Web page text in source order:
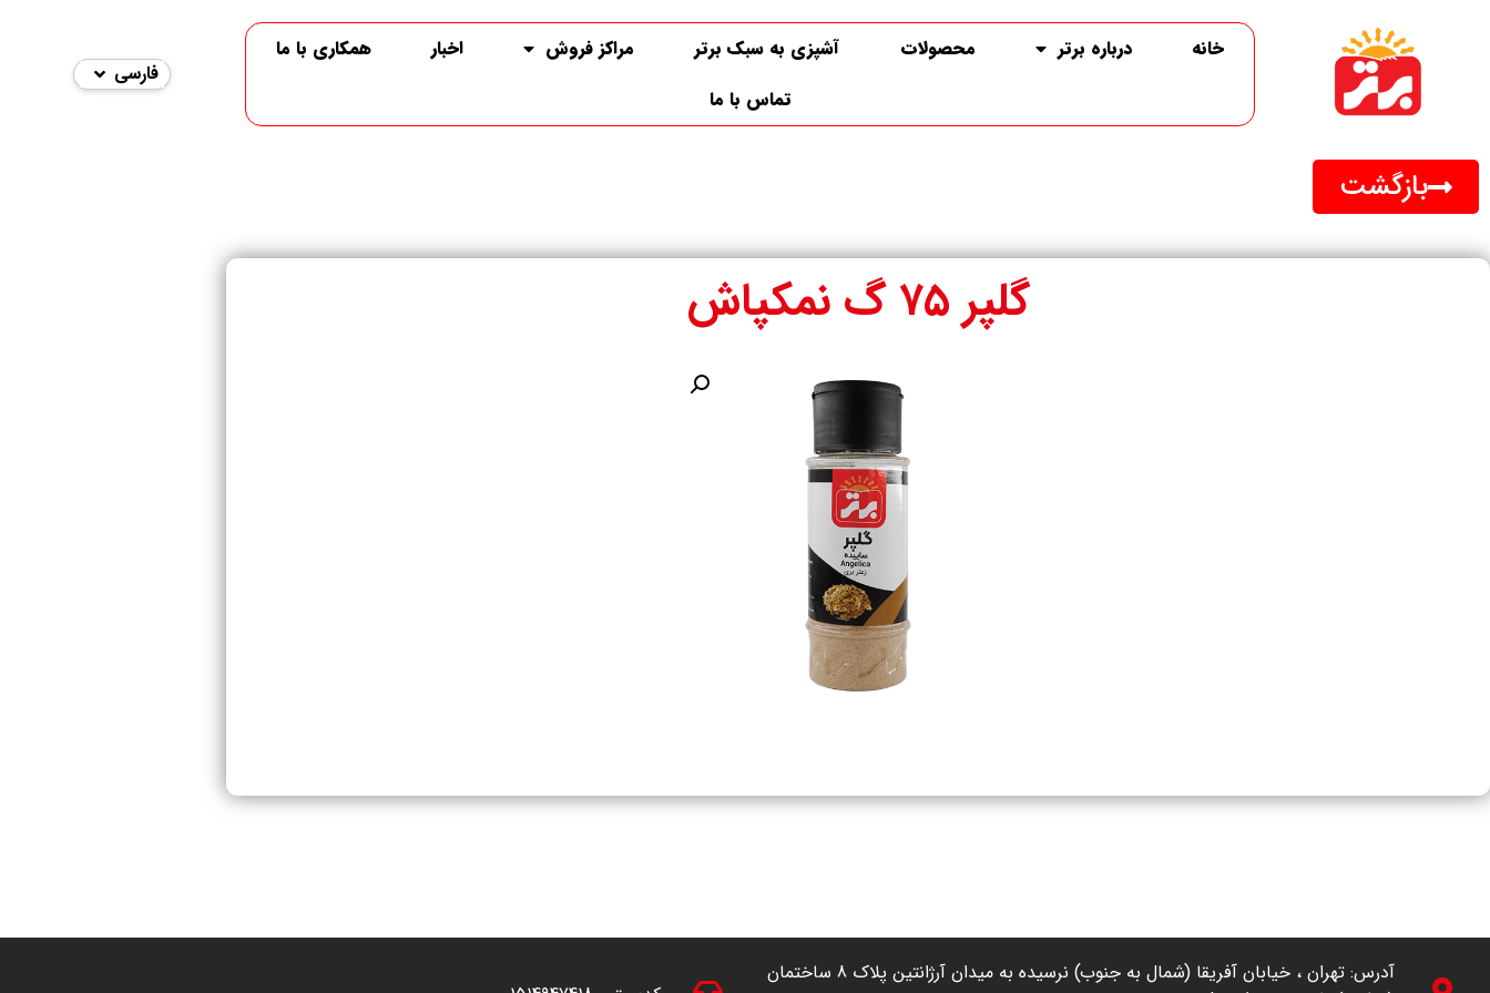
خانه درباره برتر محصولات آشپزی به سبک برتر مراکز فروش اخبار
همکاری با ما
تماس با ما
فارسی
English
بازگشت
گلپر ۷۵ گ نمکپاش
آدرس: تهران ، خیابان آفریقا (شمال به جنوب) نرسیده به میدان آرژانتین پلاک 8 ساختمان